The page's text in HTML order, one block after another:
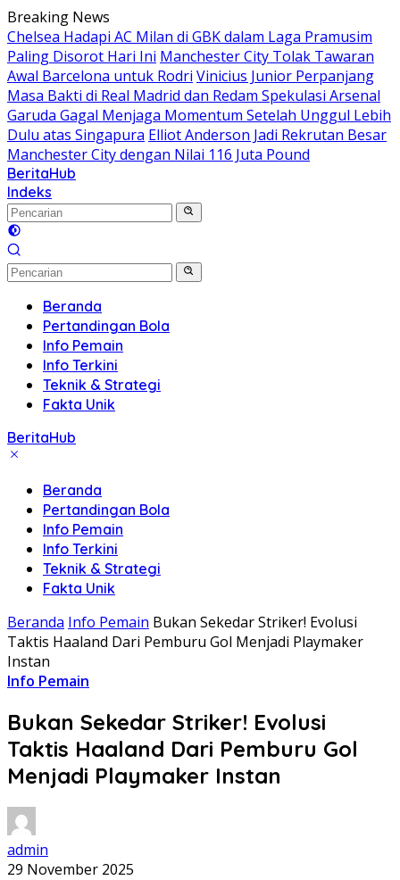
Langsung
ke
konten
Breaking News
Chelsea Hadapi AC Milan di GBK dalam Laga Pramusim
Paling Disorot Hari Ini Manchester City Tolak Tawaran
Awal Barcelona untuk Rodri Vinicius Junior Perpanjang
Masa Bakti di Real Madrid dan Redam Spekulasi Arsenal
Garuda Gagal Menjaga Momentum Setelah Unggul Lebih
Dulu atas Singapura Elliot Anderson Jadi Rekrutan Besar
Manchester City dengan Nilai 116 Juta Pound
BeritaHub
Indeks
Beranda
Pertandingan Bola
Info Pemain
Info Terkini
Teknik & Strategi
Fakta Unik
BeritaHub
Beranda
Pertandingan Bola
Info Pemain
Info Terkini
Teknik & Strategi
Fakta Unik
Beranda Info Pemain Bukan Sekedar Striker! Evolusi
Taktis Haaland Dari Pemburu Gol Menjadi Playmaker
Instan
Info Pemain
Bukan Sekedar Striker! Evolusi
Taktis Haaland Dari Pemburu Gol
Menjadi Playmaker Instan
admin
29 November 2025